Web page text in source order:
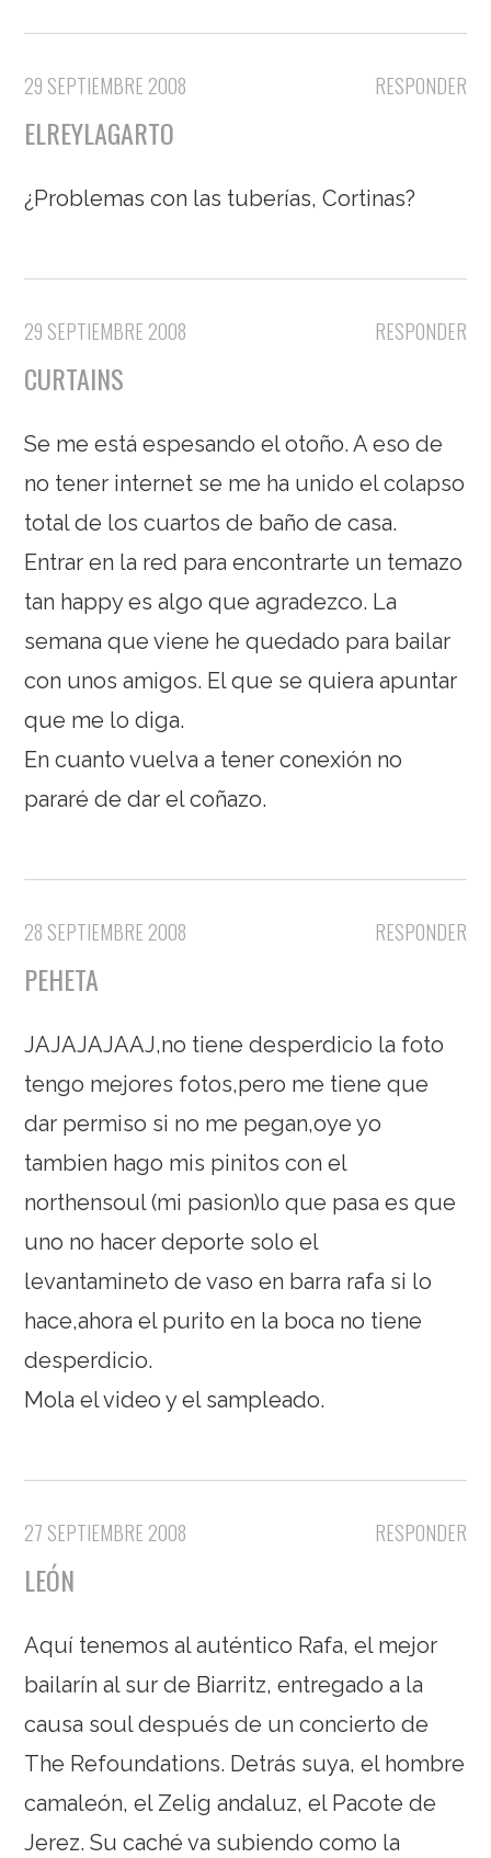
RESPONDER
29 SEPTIEMBRE 2008
ELREYLAGARTO
¿Problemas con las tuberías, Cortinas?
RESPONDER
29 SEPTIEMBRE 2008
CURTAINS
Se me está espesando el otoño. A eso de
no tener internet se me ha unido el colapso
total de los cuartos de baño de casa.
Entrar en la red para encontrarte un temazo
tan happy es algo que agradezco. La
semana que viene he quedado para bailar
con unos amigos. El que se quiera apuntar
que me lo diga.
En cuanto vuelva a tener conexión no
pararé de dar el coñazo.
RESPONDER
28 SEPTIEMBRE 2008
PEHETA
JAJAJAJAAJ,no tiene desperdicio la foto
tengo mejores fotos,pero me tiene que
dar permiso si no me pegan,oye yo
tambien hago mis pinitos con el
northensoul (mi pasion)lo que pasa es que
uno no hacer deporte solo el
levantamineto de vaso en barra rafa si lo
hace,ahora el purito en la boca no tiene
desperdicio.
Mola el video y el sampleado.
RESPONDER
27 SEPTIEMBRE 2008
LEÓN
Aquí tenemos al auténtico Rafa, el mejor
bailarín al sur de Biarritz, entregado a la
causa soul después de un concierto de
The Refoundations. Detrás suya, el hombre
camaleón, el Zelig andaluz, el Pacote de
Jerez. Su caché va subiendo como la